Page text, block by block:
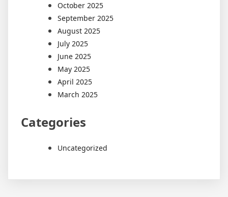
October 2025
September 2025
August 2025
July 2025
June 2025
May 2025
April 2025
March 2025
Categories
Uncategorized